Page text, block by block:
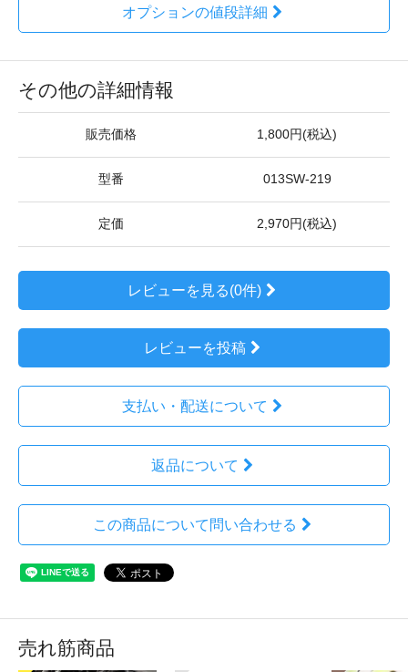
オプションの値段詳細
その他の詳細情報
販売価格 1,800円(税込)
型番 013SW-219
定価 2,970円(税込)
レビューを見る(0件)
レビューを投稿
支払い・配送について
返品について
この商品について問い合わせる
売れ筋商品